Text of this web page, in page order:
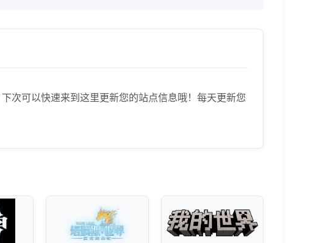
次可以快速来到这里更新您的站点信息哦！每天更新您